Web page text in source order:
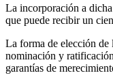
La incorporación a
que puede recibir un
La forma de elección de
nominación y
garantías de